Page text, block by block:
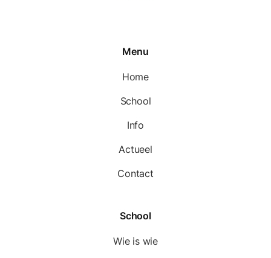
Menu
Home
School
Info
Actueel
Contact
School
Wie is wie